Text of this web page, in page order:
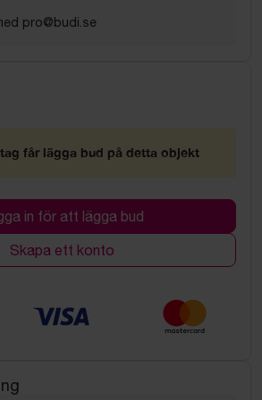
pro@budi.se
får lägga bud på detta objekt
in för att lägga bud
Skapa ett konto